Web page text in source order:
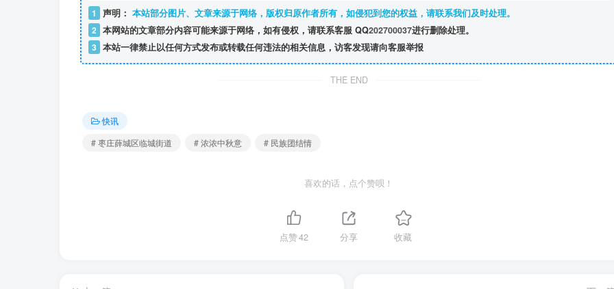
1 声明： 本站部分图片、文章来源于网络，版权归原作者所有，如侵犯到您的权益，请联系我们及时处理。
2 本网站的文章部分内容可能来源于网络，如有侵权，请联系客服 QQ202700037进行删除处理。
3 本站一律禁止以任何方式发布或转载任何违法的相关信息，访客发现请向客服举报
THE END
快讯
# 枣庄薛城区临城街道
# 浓浓中秋意 # 民族团结情
喜欢的话，点个赞呗！
点赞42 分享 收藏